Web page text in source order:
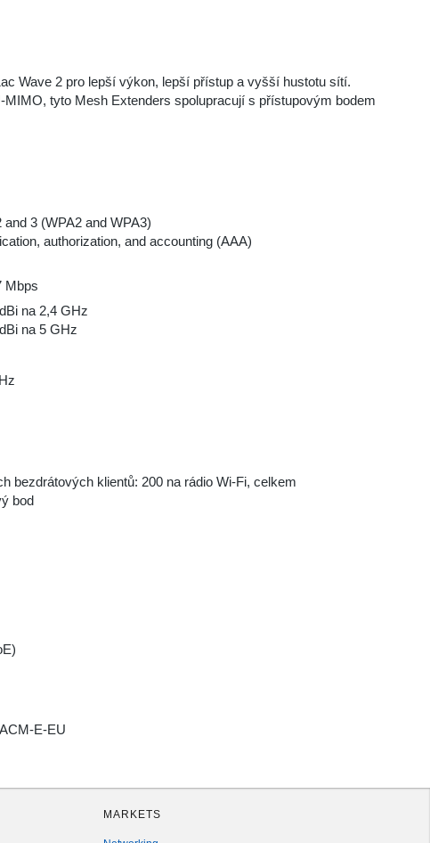
Wave 2 pro lepší výkon, lepší přístup a vyšší hustotu sítí.
tyto Mesh Extenders spolupracují s přístupovým bodem
3 (WPA2 and WPA3)
authorization, and accounting (AAA)
Mbps
na 2,4 GHz
na 5 GHz
bezdrátových klientů: 200 na rádio Wi-Fi, celkem
bod
E-EU
MARKETS